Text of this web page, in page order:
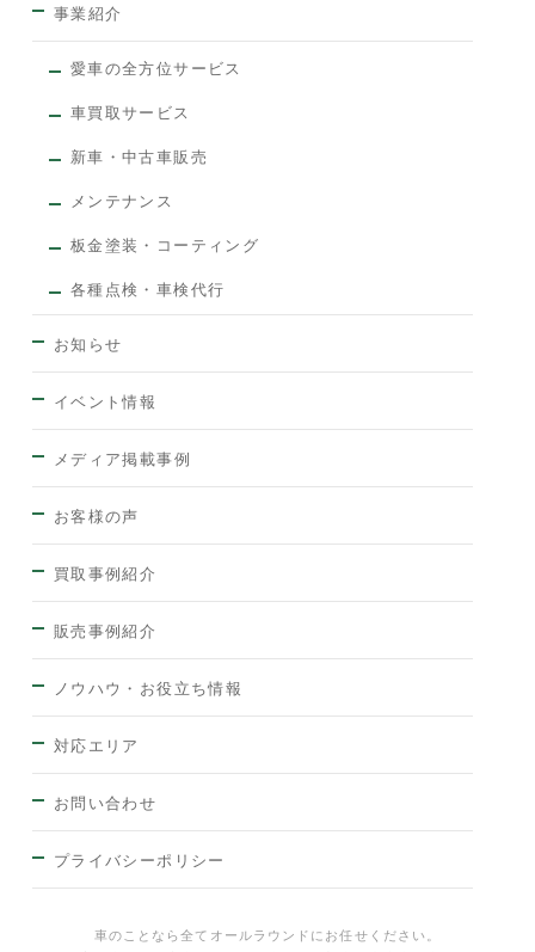
事業紹介
愛車の全方位サービス
車買取サービス
新車・中古車販売
メンテナンス
板金塗装・コーティング
各種点検・車検代行
お知らせ
イベント情報
メディア掲載事例
お客様の声
買取事例紹介
販売事例紹介
ノウハウ・お役立ち情報
対応エリア
お問い合わせ
プライバシーポリシー
車のことなら全てオールラウンドにお任せください。